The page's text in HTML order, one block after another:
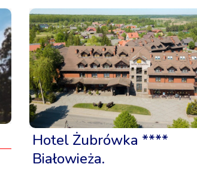
Hotel Żubrówka ****
Białowieża.